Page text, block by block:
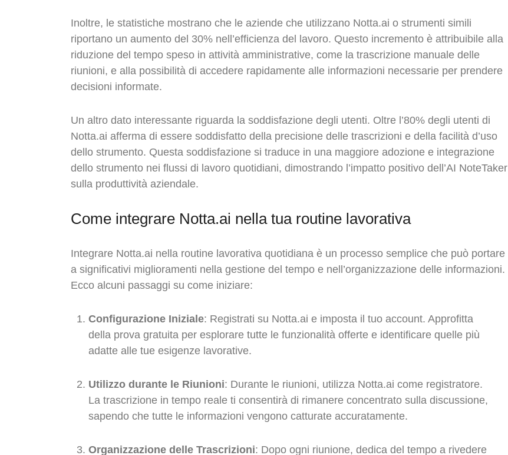
Inoltre, le statistiche mostrano che le aziende che utilizzano Notta.ai o strumenti simili
riportano un aumento del 30% nell’efficienza del lavoro. Questo incremento è attribuibile alla
riduzione del tempo speso in attività amministrative, come la trascrizione manuale delle
riunioni, e alla possibilità di accedere rapidamente alle informazioni necessarie per prendere
decisioni informate.
Un altro dato interessante riguarda la soddisfazione degli utenti. Oltre l’80% degli utenti di
Notta.ai afferma di essere soddisfatto della precisione delle trascrizioni e della facilità d’uso
dello strumento. Questa soddisfazione si traduce in una maggiore adozione e integrazione
dello strumento nei flussi di lavoro quotidiani, dimostrando l’impatto positivo dell’AI NoteTaker
sulla produttività aziendale.
Come integrare Notta.ai nella tua routine lavorativa
Integrare Notta.ai nella routine lavorativa quotidiana è un processo semplice che può portare
a significativi miglioramenti nella gestione del tempo e nell’organizzazione delle informazioni.
Ecco alcuni passaggi su come iniziare:
Configurazione Iniziale: Registrati su Notta.ai e imposta il tuo account. Approfitta
della prova gratuita per esplorare tutte le funzionalità offerte e identificare quelle più
adatte alle tue esigenze lavorative.
Utilizzo durante le Riunioni: Durante le riunioni, utilizza Notta.ai come registratore.
La trascrizione in tempo reale ti consentirà di rimanere concentrato sulla discussione,
sapendo che tutte le informazioni vengono catturate accuratamente.
Organizzazione delle Trascrizioni: Dopo ogni riunione, dedica del tempo a rivedere